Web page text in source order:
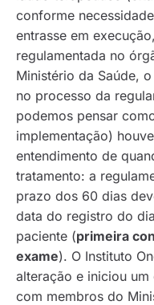
conforme
entrasse em
regulamentada no
Ministério da Saúde,
no processo da
podemos pensar
implementação)
entendimento de
tratamento: a
prazo dos 60 dias
data do registro do
paciente (primeira
exame). O Instituto
alteração e iniciou
com membros do